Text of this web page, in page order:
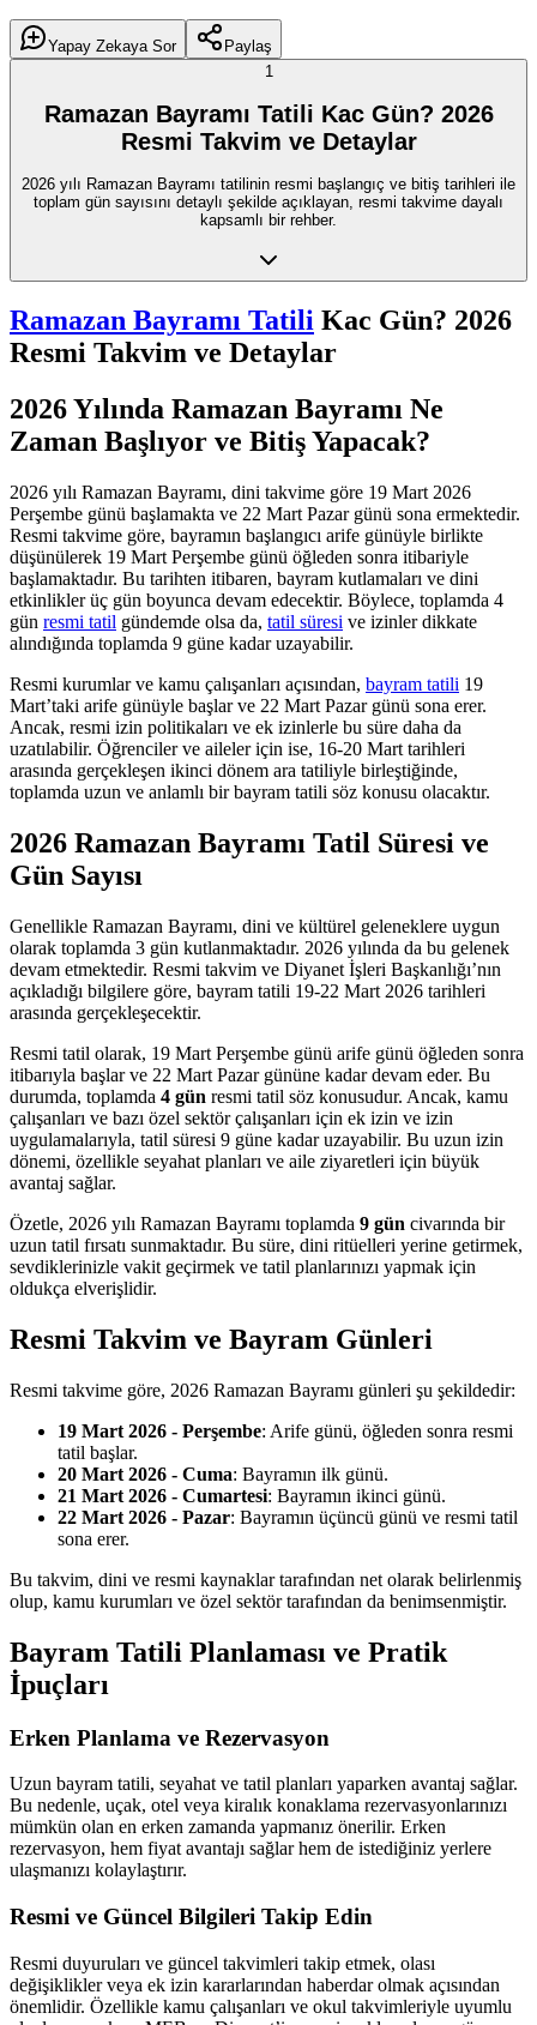
Yapay Zekaya Sor
Paylaş
1
Ramazan Bayramı Tatili Kac Gün? 2026
Resmi Takvim ve Detaylar
2026 yılı Ramazan Bayramı tatilinin resmi başlangıç ve bitiş tarihleri ile
toplam gün sayısını detaylı şekilde açıklayan, resmi takvime dayalı
kapsamlı bir rehber.
Ramazan Bayramı Tatili Kac Gün? 2026
Resmi Takvim ve Detaylar
2026 Yılında Ramazan Bayramı Ne
Zaman Başlıyor ve Bitiş Yapacak?
2026 yılı Ramazan Bayramı, dini takvime göre 19 Mart 2026
Perşembe günü başlamakta ve 22 Mart Pazar günü sona ermektedir.
Resmi takvime göre, bayramın başlangıcı arife günüyle birlikte
düşünülerek 19 Mart Perşembe günü öğleden sonra itibariyle
başlamaktadır. Bu tarihten itibaren, bayram kutlamaları ve dini
etkinlikler üç gün boyunca devam edecektir. Böylece, toplamda 4
gün resmi tatil gündemde olsa da, tatil süresi ve izinler dikkate
alındığında toplamda 9 güne kadar uzayabilir.
Resmi kurumlar ve kamu çalışanları açısından, bayram tatili 19
Mart’taki arife günüyle başlar ve 22 Mart Pazar günü sona erer.
Ancak, resmi izin politikaları ve ek izinlerle bu süre daha da
uzatılabilir. Öğrenciler ve aileler için ise, 16-20 Mart tarihleri
arasında gerçekleşen ikinci dönem ara tatiliyle birleştiğinde,
toplamda uzun ve anlamlı bir bayram tatili söz konusu olacaktır.
2026 Ramazan Bayramı Tatil Süresi ve
Gün Sayısı
Genellikle Ramazan Bayramı, dini ve kültürel geleneklere uygun
olarak toplamda 3 gün kutlanmaktadır. 2026 yılında da bu gelenek
devam etmektedir. Resmi takvim ve Diyanet İşleri Başkanlığı’nın
açıkladığı bilgilere göre, bayram tatili 19-22 Mart 2026 tarihleri
arasında gerçekleşecektir.
Resmi tatil olarak, 19 Mart Perşembe günü arife günü öğleden sonra
itibarıyla başlar ve 22 Mart Pazar gününe kadar devam eder. Bu
durumda, toplamda 4 gün resmi tatil söz konusudur. Ancak, kamu
çalışanları ve bazı özel sektör çalışanları için ek izin ve izin
uygulamalarıyla, tatil süresi 9 güne kadar uzayabilir. Bu uzun izin
dönemi, özellikle seyahat planları ve aile ziyaretleri için büyük
avantaj sağlar.
Özetle, 2026 yılı Ramazan Bayramı toplamda 9 gün civarında bir
uzun tatil fırsatı sunmaktadır. Bu süre, dini ritüelleri yerine getirmek,
sevdiklerinizle vakit geçirmek ve tatil planlarınızı yapmak için
oldukça elverişlidir.
Resmi Takvim ve Bayram Günleri
Resmi takvime göre, 2026 Ramazan Bayramı günleri şu şekildedir:
19 Mart 2026 - Perşembe: Arife günü, öğleden sonra resmi
tatil başlar.
20 Mart 2026 - Cuma: Bayramın ilk günü.
21 Mart 2026 - Cumartesi: Bayramın ikinci günü.
22 Mart 2026 - Pazar: Bayramın üçüncü günü ve resmi tatil
sona erer.
Bu takvim, dini ve resmi kaynaklar tarafından net olarak belirlenmiş
olup, kamu kurumları ve özel sektör tarafından da benimsenmiştir.
Bayram Tatili Planlaması ve Pratik
İpuçları
Erken Planlama ve Rezervasyon
Uzun bayram tatili, seyahat ve tatil planları yaparken avantaj sağlar.
Bu nedenle, uçak, otel veya kiralık konaklama rezervasyonlarınızı
mümkün olan en erken zamanda yapmanız önerilir. Erken
rezervasyon, hem fiyat avantajı sağlar hem de istediğiniz yerlere
ulaşmanızı kolaylaştırır.
Resmi ve Güncel Bilgileri Takip Edin
Resmi duyuruları ve güncel takvimleri takip etmek, olası
değişiklikler veya ek izin kararlarından haberdar olmak açısından
önemlidir. Özellikle kamu çalışanları ve okul takvimleriyle uyumlu